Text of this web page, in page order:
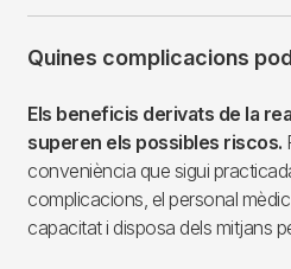
Quines complicacions
Els beneficis derivats de la
superen els possibles riscos.
conveniència que sigui
complicacions, el personal
capacitat i disposa dels mitjans